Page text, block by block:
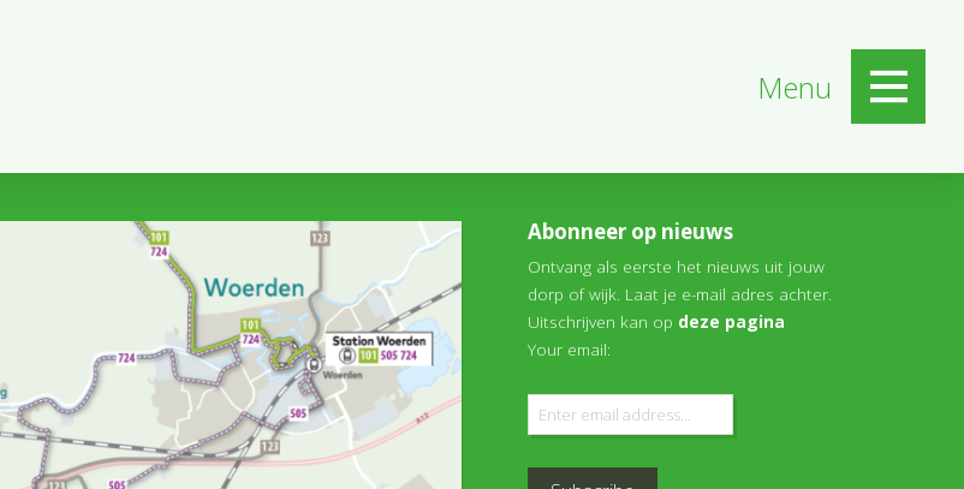
Menu
Abonneer op nieuws
Ontvang als eerste het nieuws uit jouw
dorp of wijk. Laat je e-mail adres achter.
Uitschrijven kan op deze pagina
Your email: